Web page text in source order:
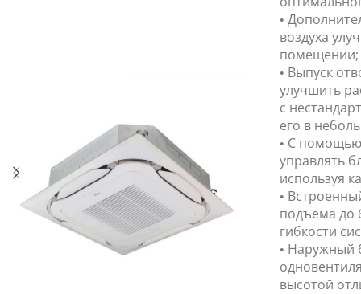
•
воздуха
помещении;
• Выпуск
улучшить
с
его в
• С
управлять
используя
•
подъема до
гибкости
• Наружный
высотой